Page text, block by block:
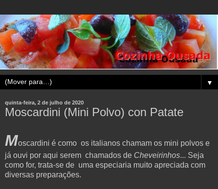
▼
quinta-feira, 2 de julho de 2020
Moscardini (Mini Polvo) con Patate
Moscardini é como os italianos chamam os mini polvos e
já ouvi por aqui serem chamados de Cheveirinhos... Seja
como for, trata-se de uma especiaria muito apreciada com
diversas preparações.